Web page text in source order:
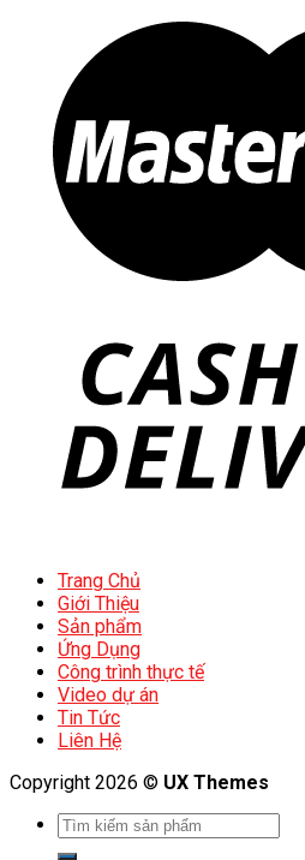
Trang Chủ
Giới Thiệu
Sản phẩm
Ứng Dụng
Công trình thực tế
Video dự án
Tin Tức
Liên Hệ
Copyright 2026 © UX Themes